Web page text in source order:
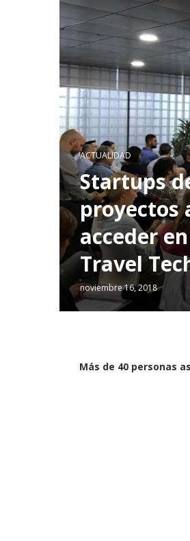
ACTUALIDAD
Startups
proyectos
acceder
Travel
noviembre 16, 2018
Más de 40 personas